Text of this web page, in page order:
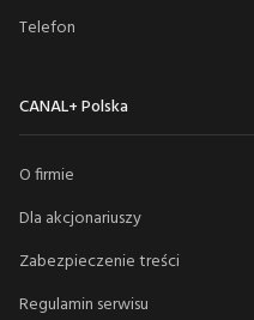
Telefon
CANAL+ Polska
O firmie
Dla akcjonariuszy
Zabezpieczenie treści
Regulamin serwisu